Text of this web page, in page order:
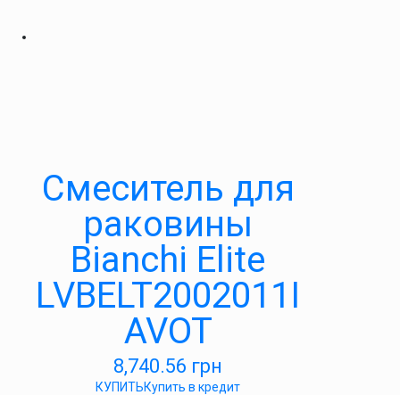
Смеситель для
раковины
Bianchi Elite
LVBELT2002011I
AVOT
8,740.56 грн
КУПИТЬКупить в кредит